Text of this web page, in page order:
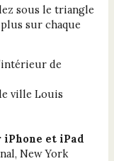
sous le triangle
sur chaque
de
ville Louis
et iPad
New York